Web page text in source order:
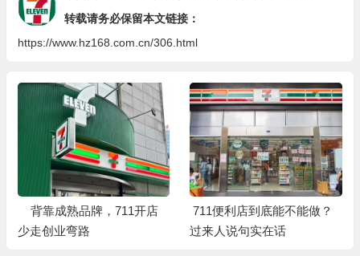
转载请务必保留本文链接：
https://www.hz168.com.cn/306.html
背靠成熟品牌，711开店
少走创业弯路
711便利店到底能不能做？
过来人说句实在话